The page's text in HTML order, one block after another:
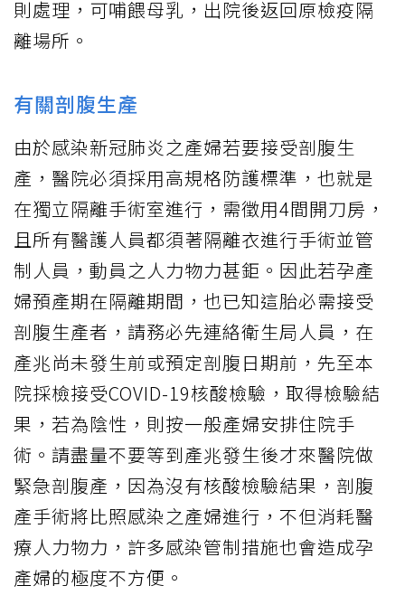
則處理，可哺餵母乳，出院後返回原檢疫隔
離場所。
有關剖腹生產
由於感染新冠肺炎之產婦若要接受剖腹生
產，醫院必須採用高規格防護標準，也就是
在獨立隔離手術室進行，需徵用4間開刀房，
且所有醫護人員都須著隔離衣進行手術並管
制人員，動員之人力物力甚鉅。因此若孕產
婦預產期在隔離期間，也已知這胎必需接受
剖腹生產者，請務必先連絡衛生局人員，在
產兆尚未發生前或預定剖腹日期前，先至本
院採檢接受COVID-19核酸檢驗，取得檢驗結
果，若為陰性，則按一般產婦安排住院手
術。請盡量不要等到產兆發生後才來醫院做
緊急剖腹產，因為沒有核酸檢驗結果，剖腹
產手術將比照感染之產婦進行，不但消耗醫
療人力物力，許多感染管制措施也會造成孕
產婦的極度不方便。